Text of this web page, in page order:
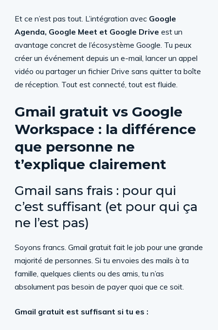
Et ce n’est pas tout. L’intégration avec Google
Agenda, Google Meet et Google Drive est un
avantage concret de l’écosystème Google. Tu peux
créer un événement depuis un e-mail, lancer un appel
vidéo ou partager un fichier Drive sans quitter ta boîte
de réception. Tout est connecté, tout est fluide.
Gmail gratuit vs Google
Workspace : la différence
que personne ne
t’explique clairement
Gmail sans frais : pour qui
c’est suffisant (et pour qui ça
ne l’est pas)
Soyons francs. Gmail gratuit fait le job pour une grande
majorité de personnes. Si tu envoies des mails à ta
famille, quelques clients ou des amis, tu n’as
absolument pas besoin de payer quoi que ce soit.
Gmail gratuit est suffisant si tu es :